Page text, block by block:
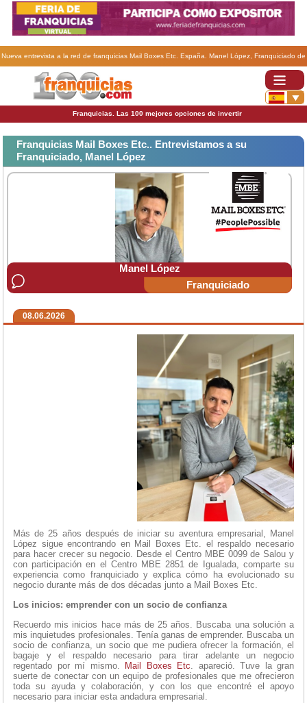
Nueva entrevista a la red de franquicias Mail Boxes Etc. España. Manel López, Franquiciado de
la franquicia Mail Boxes Etc.
Franquicias. Las 100 mejores opciones de invertir
Franquicias Mail Boxes Etc.. Entrevistamos a su
Franquiciado, Manel López
Manel López
Franquiciado
08.06.2026
Más de 25 años después de iniciar su aventura empresarial, Manel
López sigue encontrando en Mail Boxes Etc. el respaldo necesario
para hacer crecer su negocio. Desde el Centro MBE 0099 de Salou y
con participación en el Centro MBE 2851 de Igualada, comparte su
experiencia como franquiciado y explica cómo ha evolucionado su
negocio durante más de dos décadas junto a Mail Boxes Etc.
Los inicios: emprender con un socio de confianza
Recuerdo mis inicios hace más de 25 años. Buscaba una solución a
mis inquietudes profesionales. Tenía ganas de emprender. Buscaba un
socio de confianza, un socio que me pudiera ofrecer la formación, el
bagaje y el respaldo necesario para tirar adelante un negocio
regentado por mí mismo.
Mail Boxes Etc. apareció. Tuve la gran
suerte de conectar con un equipo de profesionales que me ofrecieron
toda su ayuda y colaboración, y con los que encontré el apoyo
necesario para iniciar esta andadura empresarial.